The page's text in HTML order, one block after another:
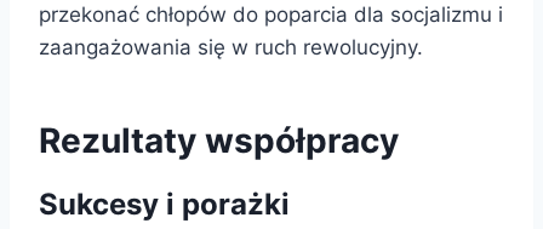
przekonać chłopów do poparcia dla socjalizmu i
zaangażowania się w ruch rewolucyjny.
Rezultaty współpracy
Sukcesy i porażki